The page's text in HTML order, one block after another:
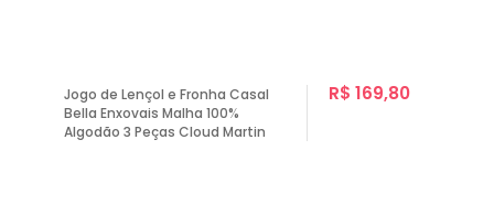
Jogo de Lençol e Fronha Casal
Bella Enxovais Malha 100%
Algodão 3 Peças Cloud Martin
R$ 169,80